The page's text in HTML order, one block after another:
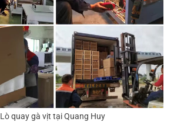
Lò quay gà vịt tại Quang Huy